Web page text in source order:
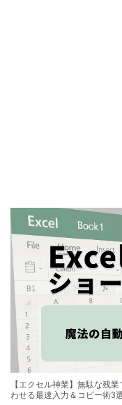
【エクセル神業】無駄な残
わせる最速入力＆コピー術3